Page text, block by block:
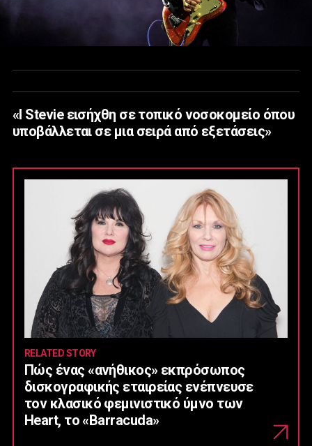
«Ι Stevie εισήχθη σε τοπικό νοσοκομείο όπου
υποβάλλεται σε μια σειρά από εξετάσεις»
RELATED STORY
Πώς ένας «ανήθικος» εκπρόσωπος
δισκογραφικής εταιρείας ενέπνευσε
τον κλασικό φεμινιστικό ύμνο των
Heart, το «Barracuda»